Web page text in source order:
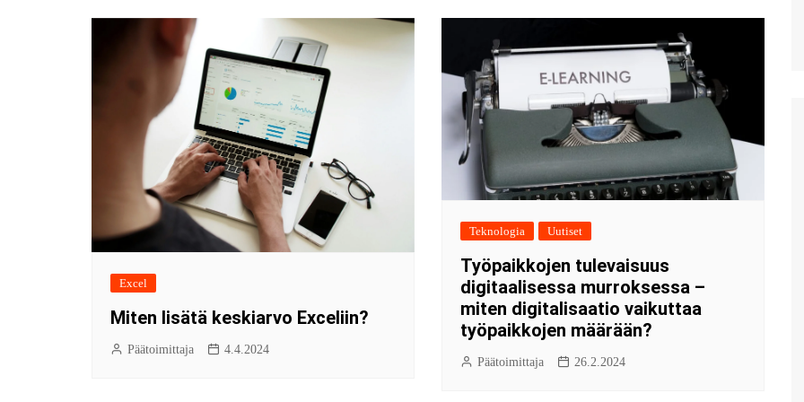
Excel
Miten lisätä keskiarvo Exceliin?
Päätoimittaja 4.4.2024
Teknologia Uutiset
Työpaikkojen tulevaisuus
digitaalisessa murroksessa –
miten digitalisaatio vaikuttaa
työpaikkojen määrään?
Päätoimittaja 26.2.2024